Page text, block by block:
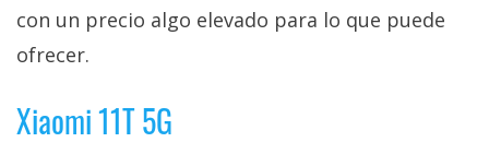
con un precio algo elevado para lo que puede
ofrecer.
Xiaomi 11T 5G